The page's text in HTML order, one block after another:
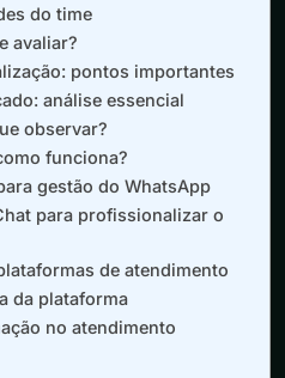
do time
avaliar?
pontos importantes
análise essencial
observar?
funciona?
gestão do WhatsApp
para profissionalizar o
de atendimento
da plataforma
no atendimento